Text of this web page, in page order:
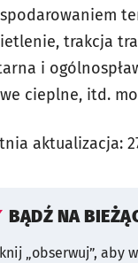
trakcja
i
cieplne, itd.
aktualizacja:
BĄDŹ NA
„obserwuj”, aby